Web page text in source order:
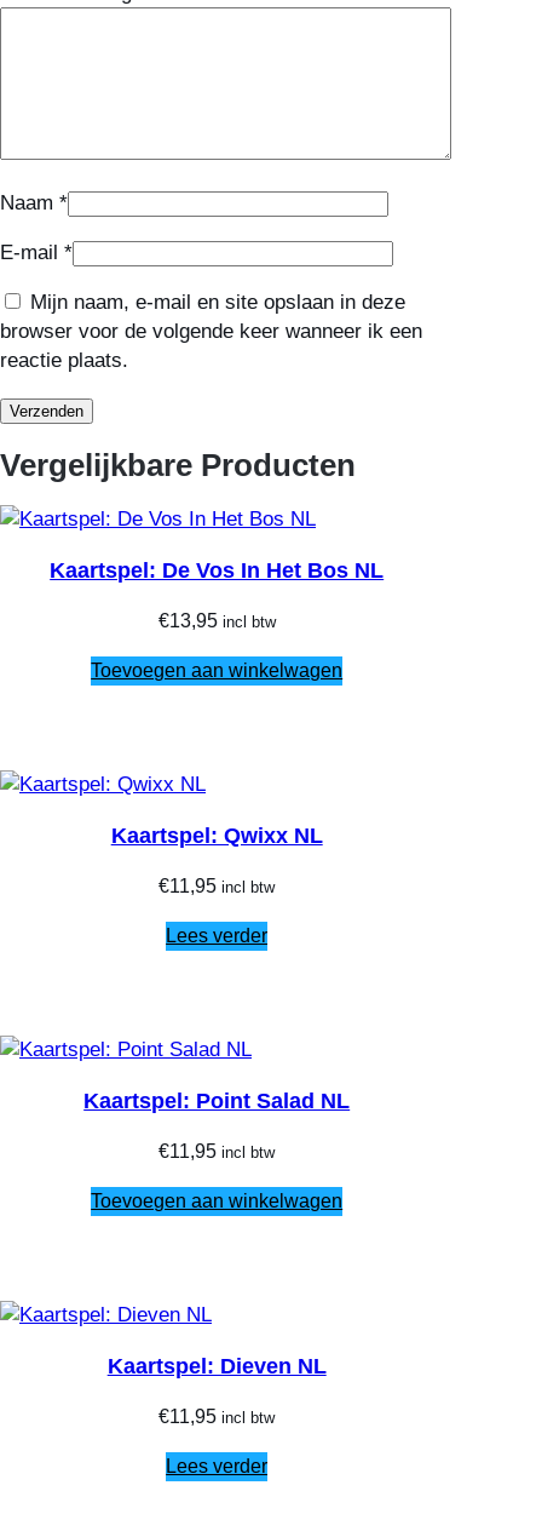
Naam *
E-mail *
Mijn naam, e-mail en site opslaan in deze
browser voor de volgende keer wanneer ik een
reactie plaats.
Vergelijkbare Producten
Kaartspel: De Vos In Het Bos NL
€13,95 incl btw
Toevoegen aan winkelwagen
Kaartspel: Qwixx NL
€11,95 incl btw
Lees verder
Kaartspel: Point Salad NL
€11,95 incl btw
Toevoegen aan winkelwagen
Kaartspel: Dieven NL
€11,95 incl btw
Lees verder